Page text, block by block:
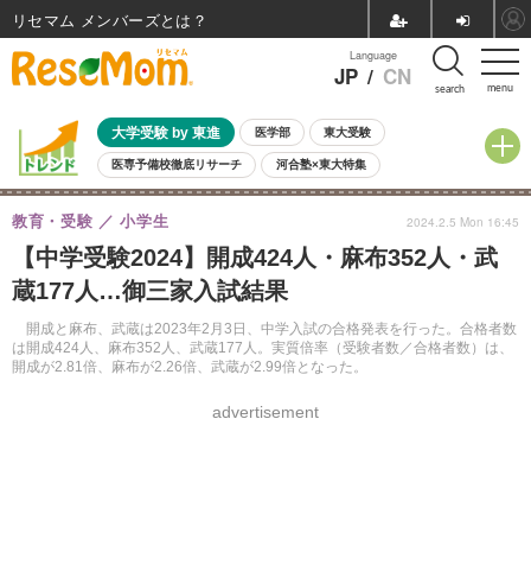
menu
Language
JP / CN search
大学受験 by 東進 医学部 東大受験
医専予備校徹底リサーチ 河合塾×東大特集
親子で考える大学選び 高校受験 中学受験 小学校受験
共通テスト 夏休み
8月開催イベント・WS 全国公立高校 過去問 人気記事
自由研究教材（小学生向け） 自由研究教材（中学生向け）
【中学受験2024】開成424人・麻布352人・武
蔵177人…御三家入試結果
開成と麻布、武蔵は2023年2月3日、中学入試の合格発表を行った。合格者数
は開成424人、麻布352人、武蔵177人。実質倍率（受験者数／合格者数）は、
開成が2.81倍、麻布が2.26倍、武蔵が2.99倍となった。
教育・受験 小学生
advertisement
2024.2.5 Mon 16:45
リセマム メンバーズ